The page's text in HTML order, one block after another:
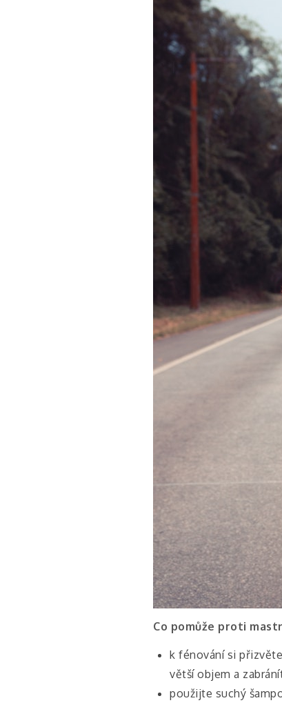
Co pomůže proti
k fénování si
větší objem a
použijte suchý